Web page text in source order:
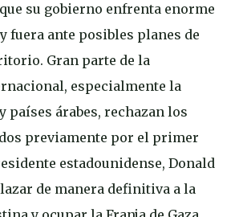
su gobierno enfrenta enorme
fuera ante posibles planes de
Gran parte de la
especialmente la
países árabes, rechazan los
previamente por el primer
estadounidense, Donald
de manera definitiva a la